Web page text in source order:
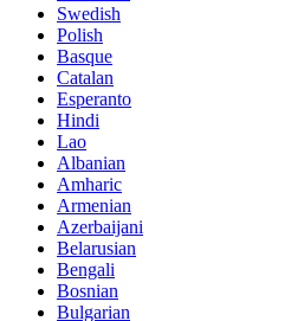
Swedish
Polish
Basque
Catalan
Esperanto
Hindi
Lao
Albanian
Amharic
Armenian
Azerbaijani
Belarusian
Bengali
Bosnian
Bulgarian